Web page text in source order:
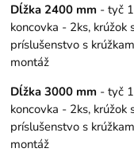
Dĺžka 2400 mm - tyč
koncovka - 2ks,
príslušenstvo s
montáž
Dĺžka 3000 mm - tyč
koncovka - 2ks,
príslušenstvo s
montáž